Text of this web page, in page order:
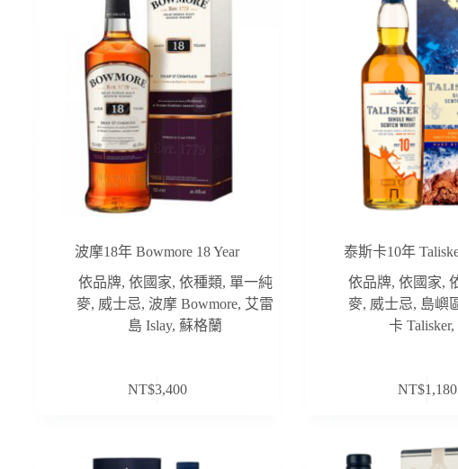
波摩18年 Bowmore 18 Year
依品牌, 依國家, 依種類, 單一純
麥, 威士忌, 波摩 Bowmore, 艾雷
島 Islay,蘇格蘭
NT$3,400
泰斯卡10年
依品牌, 依國家,
麥, 威士忌, 島嶼
卡 Talisker,
NT$1,180